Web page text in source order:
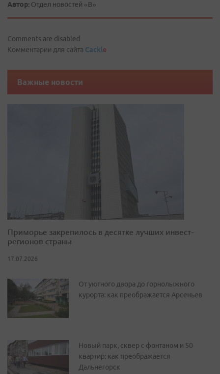
Автор: Отдел новостей «В»
Comments are disabled
Комментарии для сайта Cackle
Важные новости
Приморье закрепилось в десятке лучших инвест-
регионов страны
17.07.2026
От уютного двора до горнолыжного
курорта: как преображается Арсеньев
Новый парк, сквер с фонтаном и 50
квартир: как преображается
Дальнегорск